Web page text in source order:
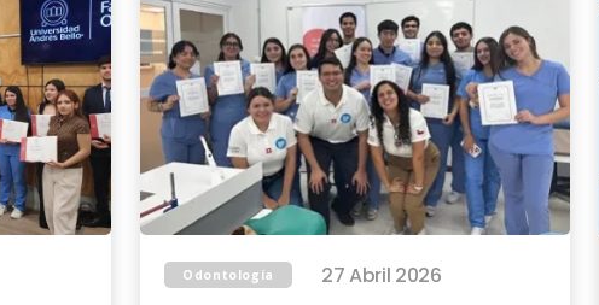
Odontología 27 Abril 2026